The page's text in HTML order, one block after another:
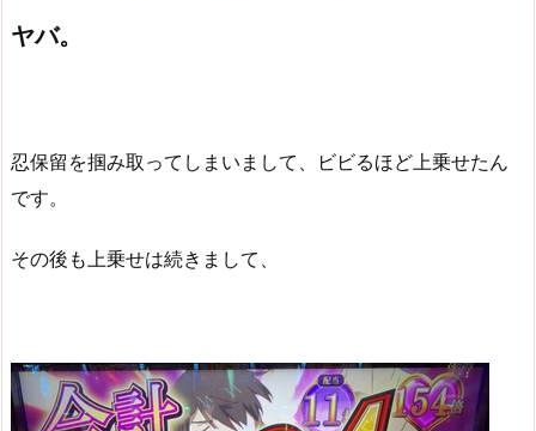
ヤバ。
忍保留を掴み取ってしまいまして、ビビるほど上乗せたん
です。
その後も上乗せは続きまして、